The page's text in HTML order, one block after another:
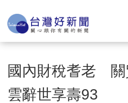
國內財稅耆老 關
雲辭世享壽93